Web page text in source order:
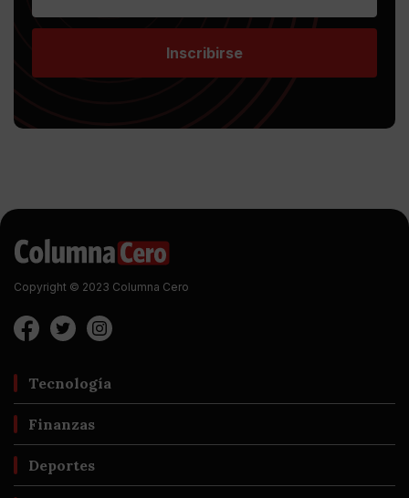
Inscribirse
Copyright © 2023 Columna Cero
Tecnología
Finanzas
Deportes